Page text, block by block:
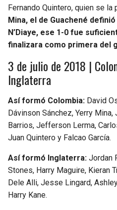
Fernando Quintero, quien se la
Mina, el de Guachené
N’Diaye, ese 1-0 fue
finalizara como primera del
3 de julio de 2018 |
Inglaterra
Así formó Colombia: David
Dávinson Sánchez, Yerry
Barrios, Jefferson Lerma,
Juan Quintero y Falcao García.
Así formó Inglaterra: Jordan
Stones, Harry Maguire, Kieran
Dele Alli, Jesse Lingard,
Harry Kane.